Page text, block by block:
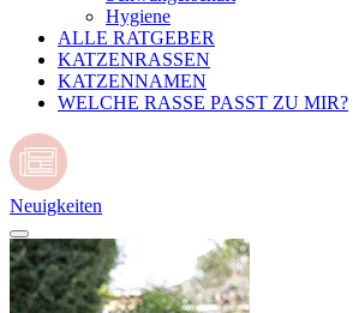
Hygiene
ALLE RATGEBER
KATZENRASSEN
KATZENNAMEN
WELCHE RASSE PASST ZU MIR?
Neuigkeiten